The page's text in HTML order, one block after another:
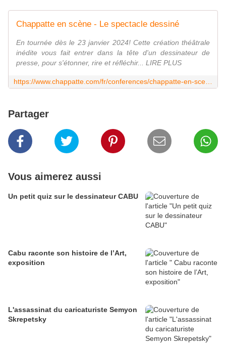
Chappatte en scène - Le spectacle dessiné
En tournée dès le 23 janvier 2024! Cette création théâtrale
inédite vous fait entrer dans la tête d'un dessinateur de
presse, pour s'étonner, rire et réfléchir... LIRE PLUS
Partager
Vous aimerez aussi
Un petit quiz sur le dessinateur CABU
Cabu raconte son histoire de l’Art,
exposition
L'assassinat du caricaturiste Semyon
Skrepetsky